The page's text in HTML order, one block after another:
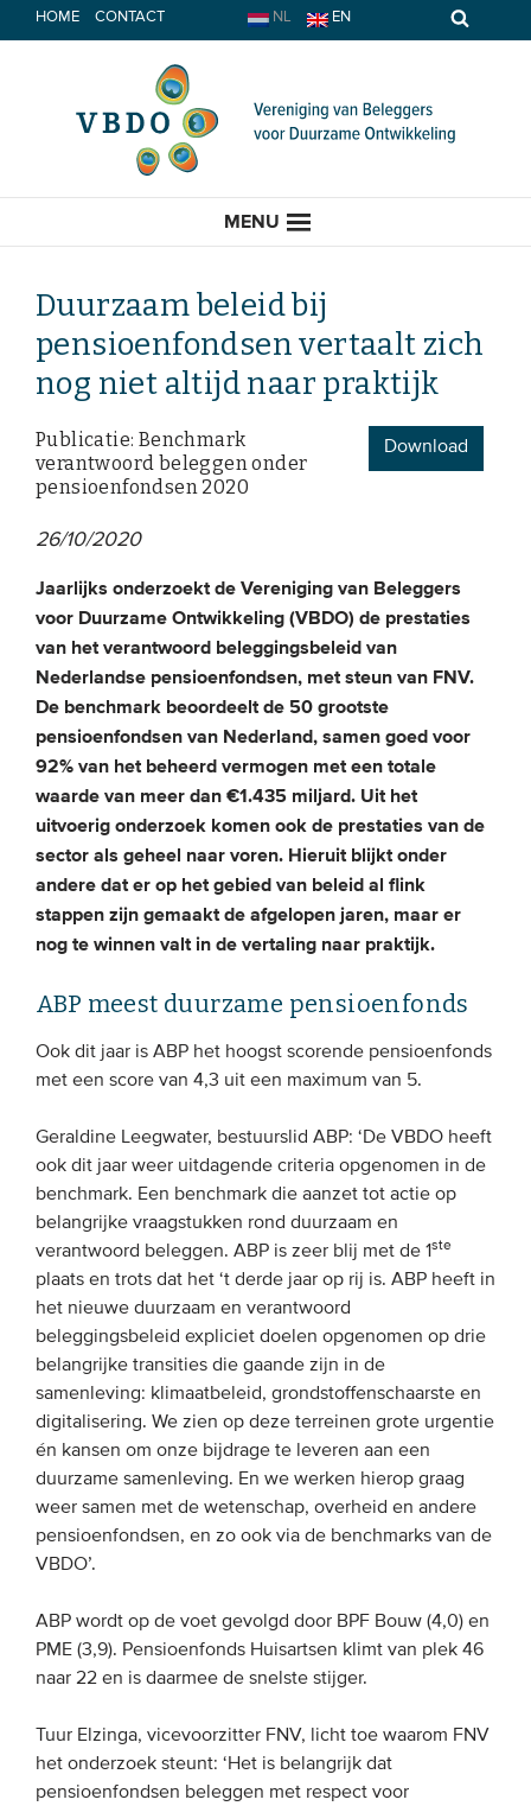
Spring
naar
HOME CONTACT NL EN
MENU
HOME
ACTUEEL
Nieuws
EVENEMENTEN
Van de VBDO
Van leden & partners
Publicaties
Webinars
Podcasts
Video’s
WIE WE ZIJN
Vereniging
Onze leden
Team
Bestuur
Partners & netwerken
WAT WE DOEN
Engagement
Benchmarking
Kennisdeling
CONTACT
Duurzaam beleid bij
pensioenfondsen vertaalt zich
nog niet altijd naar praktijk
Download
Publicatie: Benchmark
verantwoord beleggen onder
pensioenfondsen 2020
26/10/2020
Jaarlijks onderzoekt de Vereniging van Beleggers
voor Duurzame Ontwikkeling (VBDO) de prestaties
van het verantwoord beleggingsbeleid van
Nederlandse pensioenfondsen, met steun van FNV.
De benchmark beoordeelt de 50 grootste
pensioenfondsen van Nederland, samen goed voor
92% van het beheerd vermogen met een totale
waarde van meer dan €1.435 miljard. Uit het
uitvoerig onderzoek komen ook de prestaties van de
sector als geheel naar voren. Hieruit blijkt onder
andere dat er op het gebied van beleid al flink
stappen zijn gemaakt de afgelopen jaren, maar er
nog te winnen valt in de vertaling naar praktijk.
ABP meest duurzame pensioenfonds
Ook dit jaar is ABP het hoogst scorende pensioenfonds
met een score van 4,3 uit een maximum van 5.
Geraldine Leegwater, bestuurslid ABP: ‘De VBDO heeft
ook dit jaar weer uitdagende criteria opgenomen in de
benchmark. Een benchmark die aanzet tot actie op
belangrijke vraagstukken rond duurzaam en
verantwoord beleggen. ABP is zeer blij met de 1ste
plaats en trots dat het ‘t derde jaar op rij is. ABP heeft in
het nieuwe duurzaam en verantwoord
beleggingsbeleid expliciet doelen opgenomen op drie
belangrijke transities die gaande zijn in de
samenleving: klimaatbeleid, grondstoffenschaarste en
digitalisering. We zien op deze terreinen grote urgentie
én kansen om onze bijdrage te leveren aan een
duurzame samenleving. En we werken hierop graag
weer samen met de wetenschap, overheid en andere
pensioenfondsen, en zo ook via de benchmarks van de
VBDO’.
ABP wordt op de voet gevolgd door BPF Bouw (4,0) en
PME (3,9). Pensioenfonds Huisartsen klimt van plek 46
naar 22 en is daarmee de snelste stijger.
Tuur Elzinga, vicevoorzitter FNV, licht toe waarom FNV
het onderzoek steunt: ‘Het is belangrijk dat
pensioenfondsen beleggen met respect voor